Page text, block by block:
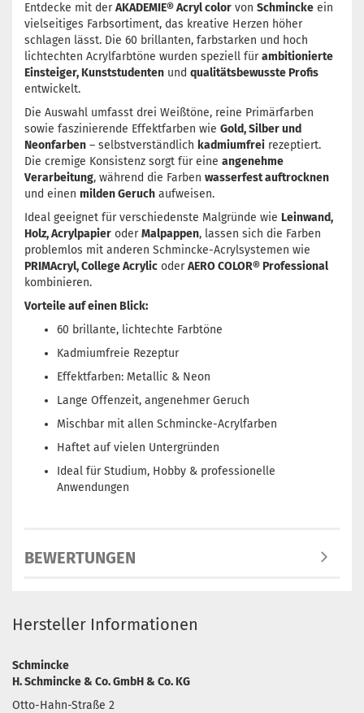
Entdecke mit derAKADEMIE® Acryl color von Schmincke ein
vielseitiges Farbsortiment, das kreative Herzen höher
schlagen lässt. Die 60 brillanten, farbstarken und hoch
lichtechten Acrylfarbtöne wurden speziell fürambitionierte
Einsteiger, Kunststudenten und qualitätsbewusste Profis
entwickelt.
Die Auswahl umfasst drei Weißtöne, reine Primärfarben
sowie faszinierende Effektfarben wie Gold, Silber und
Neonfarben – selbstverständlich kadmiumfrei rezeptiert.
Die cremige Konsistenz sorgt für eine angenehme
Verarbeitung, während die Farben wasserfest auftrocknen
und einen milden Geruch aufweisen.
Ideal geeignet für verschiedenste Malgründe wie Leinwand,
Holz, Acrylpapier oderMalpappen, lassen sich die Farben
problemlos mit anderen Schmincke-Acrylsystemen wie
PRIMAcryl, College Acrylic oderAERO COLOR® Professional
kombinieren.
Vorteile auf einen Blick:
60 brillante, lichtechte Farbtöne
Kadmiumfreie Rezeptur
Effektfarben: Metallic & Neon
Lange Offenzeit, angenehmer Geruch
Mischbar mit allen Schmincke-Acrylfarben
Haftet auf vielen Untergründen
Ideal für Studium, Hobby & professionelle
Anwendungen
BEWERTUNGEN
Hersteller Informationen
Schmincke
H. Schmincke & Co. GmbH & Co. KG
Otto-Hahn-Straße 2